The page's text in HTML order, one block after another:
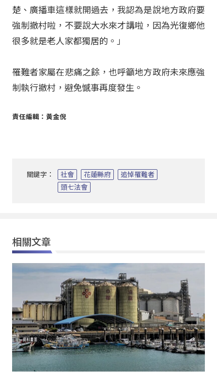
楚、廣播車這樣就開過去，我認為是說地方政府要
強制撤村啦，不要說大水來才講啦，因為光復鄉他
很多就是老人家都獨居的。」
罹難者家屬在悲痛之餘，也呼籲地方政府未來應強
制執行撤村，避免憾事再度發生。
責任編輯：黃金倪
關鍵字： 社會 花蓮縣府
追悼罹難者
頭七法會
相關文章